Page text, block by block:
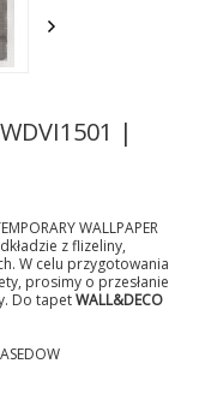
|
WALLPAPER
z flizeliny,
W celu przygotowania
prosimy o przesłanie
Do tapetWALL&DECO